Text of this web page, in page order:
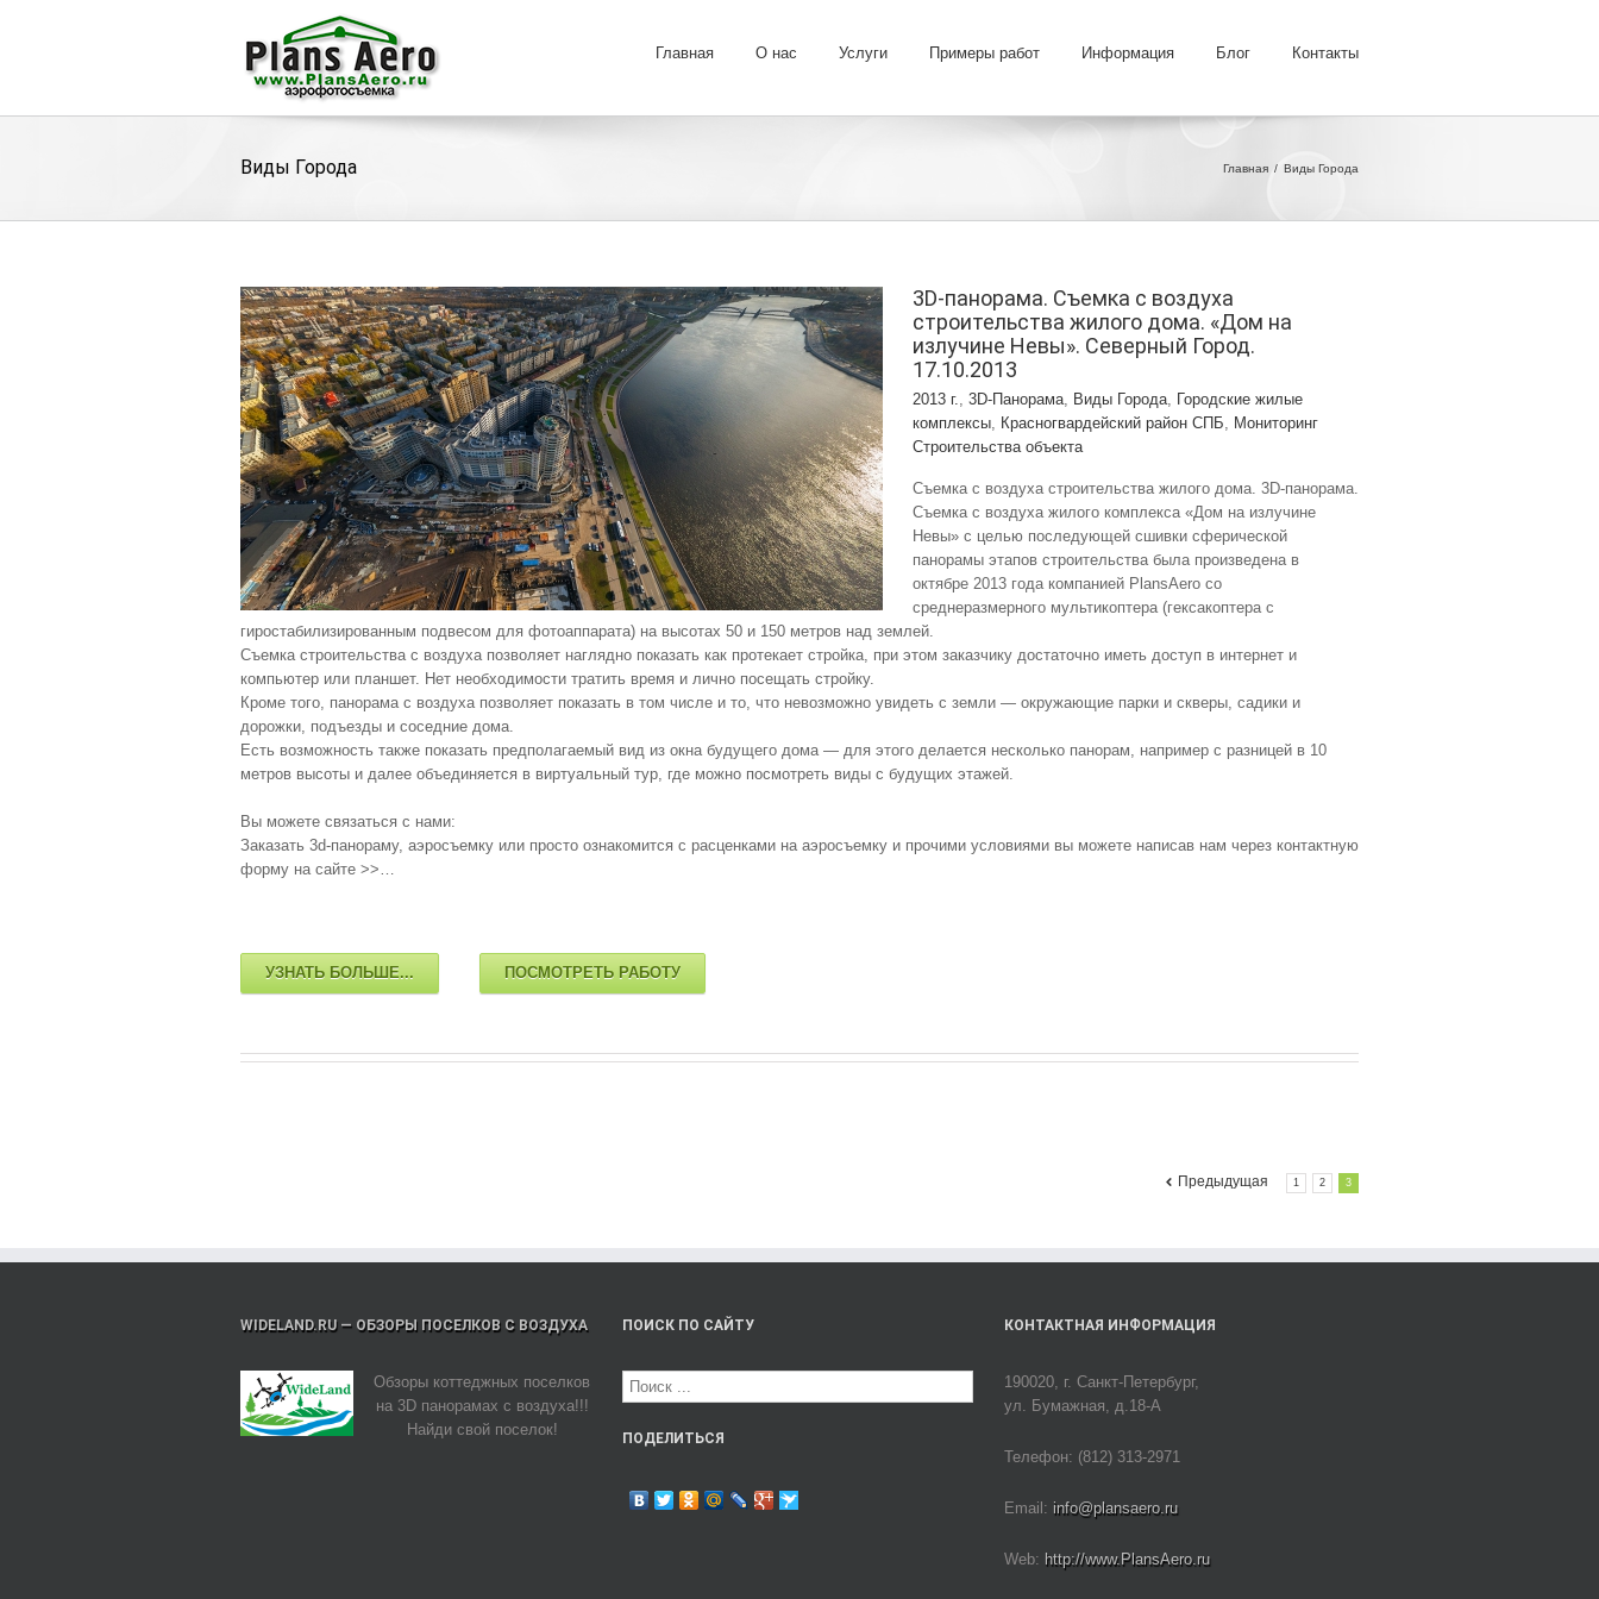
Главная О нас Услуги Примеры работ Информация Блог Контакты
Виды Города Главная Виды Города
3D-панорама. Съемка с воздуха
строительства жилого дома. «Дом на
излучине Невы». Северный Город.
17.10.2013
2013 г., 3D-Панорама, Виды Города, Городские жилые
комплексы, Красногвардейский район СПБ, Мониторинг
Строительства объекта
Съемка с воздуха строительства жилого дома. 3D-панорама.
Съемка с воздуха жилого комплекса «Дом на излучине
Невы» с целью последующей сшивки сферической
панорамы этапов строительства была произведена в
октябре 2013 года компанией PlansAero со
среднеразмерного мультикоптера (гексакоптера с
гиростабилизированным подвесом для фотоаппарата) на высотах 50 и 150 метров над землей.
Съемка строительства с воздуха позволяет наглядно показать как протекает стройка, при этом заказчику достаточно иметь доступ в интернет и
компьютер или планшет. Нет необходимости тратить время и лично посещать стройку.
Кроме того, панорама с воздуха позволяет показать в том числе и то, что невозможно увидеть с земли — окружающие парки и скверы, садики и
дорожки, подъезды и соседние дома.
Есть возможность также показать предполагаемый вид из окна будущего дома — для этого делается несколько панорам, например с разницей в 10
метров высоты и далее объединяется в виртуальный тур, где можно посмотреть виды с будущих этажей.
Вы можете связаться с нами:
Заказать 3d-панораму, аэросъемку или просто ознакомится с расценками на аэросъемку и прочими условиями вы можете написав нам через контактную
форму на сайте >>…
УЗНАТЬ БОЛЬШЕ... ПОСМОТРЕТЬ РАБОТУ
Предыдущая 1 2 3
WIDELAND.RU — ОБЗОРЫ ПОСЕЛКОВ С ВОЗДУХА
Обзоры коттеджных поселков
на 3D панорамах с воздуха!!!
Найди свой поселок!
ПОИСК ПО САЙТУ
ПОДЕЛИТЬСЯ
КОНТАКТНАЯ ИНФОРМАЦИЯ
190020, г. Санкт-Петербург,
ул. Бумажная, д.18-А
Телефон: (812) 313-2971
Email: info@plansaero.ru
Web: http://www.PlansAero.ru